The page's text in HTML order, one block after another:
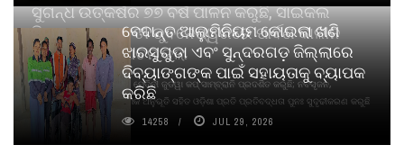
ସୁଗନ୍ଧ ଉତ୍କର୍ଷର ୭୭ ବର୍ଷ ପାଳନ କରୁଛି, ସାଇକଲ
ପିୟୋର୍‌ ଅଗରବତୀ ଭୁବନେଶ୍ୱରରେ ପାର୍ବଣ କାଳୀନ
ନବସୃଜନ ଉନ୍ମୋଚନ କଲା
ବାଉଁଶ ବିହୀନ କଠିନ ଧୂପ ଏବଂ ମେଦିନୀ ଜୁଡୱା କପ୍‌ ସାମ୍ବ୍ରାନି ପ୍ରଦର୍ଶିତ କରୁଛି; ନବସୃଜନ,
ଦୀର୍ଘସ୍ଥାୟିତା ଏବଂ ଆଧ୍ୟାତ୍ମିକ ଅନୁଭୂତି ସହିତ ଓଡ଼ିଶା ପ୍ରତି ପ୍ରତିବଦ୍ଧତା ପୁନଃ ସୁଦୃଢୀକରଣ କରୁଛି
ବେଦାନ୍ତ ଆଲୁମିନିୟମ କୋଇଲା ଖଣି
ଝାରସୁଗୁଡା ଏବଂ ସୁନ୍ଦରଗଡ଼ ଜିଲ୍ଲାରେ
ଦିବ୍ୟାଙ୍ଗଙ୍କ ପାଇଁ ସହାୟତାକୁ ବ୍ୟାପକ
କରିଛି
14258 JUL 29, 2026